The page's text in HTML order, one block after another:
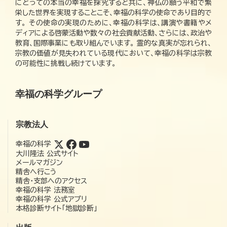
にとっての本当の幸福を探究すると共に、神仏の願う平和で繁
栄した世界を実現することこそ、幸福の科学の使命であり目的で
す。 その使命の実現のために、幸福の科学は、講演や書籍やメ
ディアによる啓蒙活動や数々の社会貢献活動、さらには、政治や
教育、国際事業にも取り組んでいます。 霊的な真実が忘れられ、
宗教の価値が見失われている現代において、幸福の科学は宗教
の可能性に挑戦し続けています。
幸福の科学グループ
宗教法人
幸福の科学
大川隆法 公式サイト
メールマガジン
精舎へ行こう
精舎・支部へのアクセス
幸福の科学 法務室
幸福の科学 公式アプリ
本格診断サイト「地獄診断」